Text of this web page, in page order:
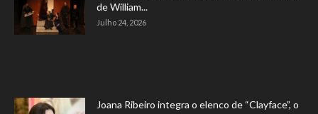
de William...
Julho 24, 2026
Joana Ribeiro integra o elenco de “Clayface”, o